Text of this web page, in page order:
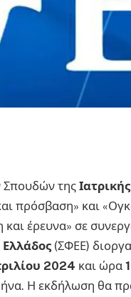
Σπουδών της
πρόσβαση» και
έρευνα» σε
(ΣΦΕΕ)
2024 και ώρα
Η εκδήλωση θα